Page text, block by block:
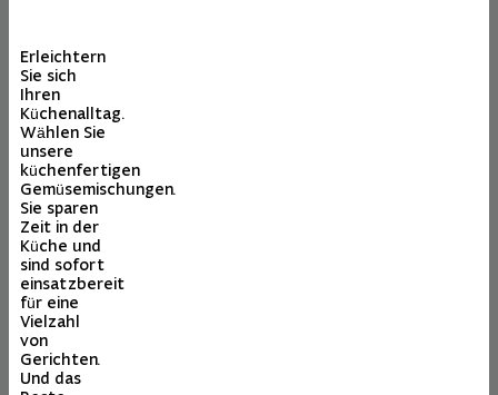
Erleichtern
Sie sich
Ihren
Küchenalltag.
Wählen Sie
unsere
küchenfertigen
Gemüsemischungen.
Sie sparen
Zeit in der
Küche und
sind sofort
einsatzbereit
für eine
Vielzahl
von
Gerichten.
Und das